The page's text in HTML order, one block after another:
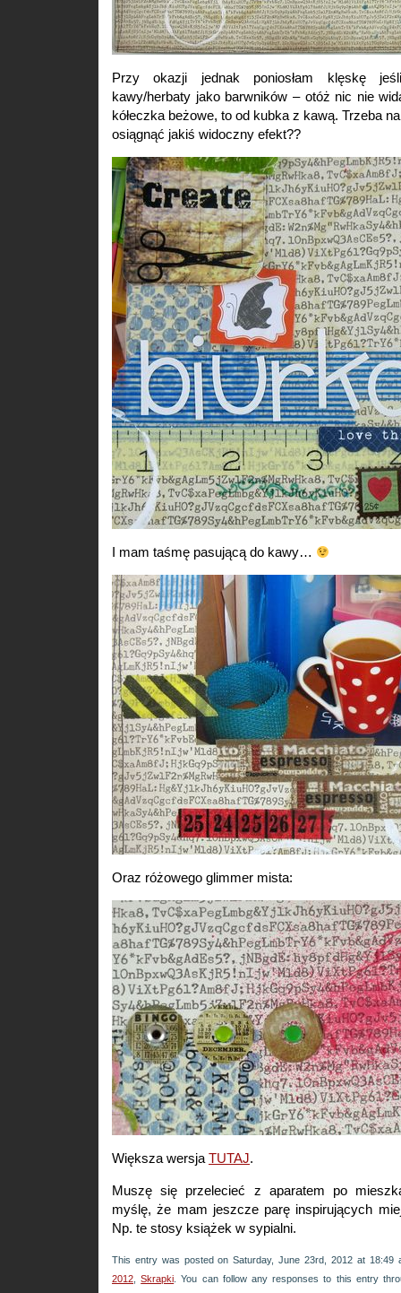
Przy okazji jednak poniosłam klęskę
kawy/herbaty jako barwników – otóż nic nie
kółeczka beżowe, to od kubka z kawą. Trzeba
osiągnąć jakiś widoczny efekt??
I mam taśmę pasującą do kawy…
Oraz różowego glimmer mista:
Większa wersja TUTAJ.
Muszę się przelecieć z aparatem po
myślę, że mam jeszcze parę inspirujących
Np. te stosy książek w sypialni.
This entry was posted on Saturday, June 23rd, 2012 at 18:49
2012 ,Skrapki . You can follow any responses to this entry